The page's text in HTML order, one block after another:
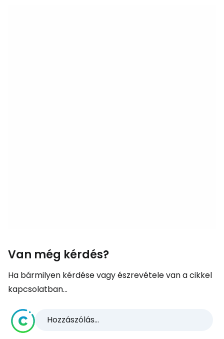
Van még kérdés?
Ha bármilyen kérdése vagy észrevétele van a cikkel
kapcsolatban...
Hozzászólás...